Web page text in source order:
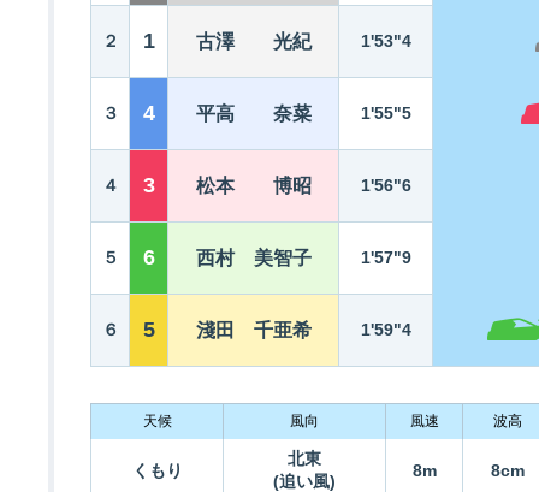
２ 1 古澤 光紀 1'53"4
３ 4 平高 奈菜 1'55"5
４ 3 松本 博昭 1'56"6
５ 6 西村 美智子 1'57"9
６ 5 淺田 千亜希 1'59"4
天候 風向 風速 波高
くもり
北東
(追い風)
8m 8cm